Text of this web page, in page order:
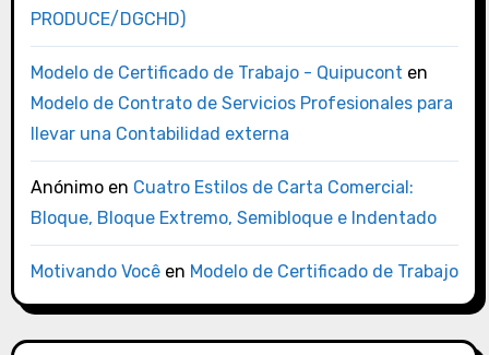
PRODUCE/DGCHD)
Modelo de Certificado de Trabajo - Quipucont en
Modelo de Contrato de Servicios Profesionales para
llevar una Contabilidad externa
Anónimoen Cuatro Estilos de Carta Comercial:
Bloque, Bloque Extremo, Semibloque e Indentado
Motivando Vocêen Modelo de Certificado de Trabajo